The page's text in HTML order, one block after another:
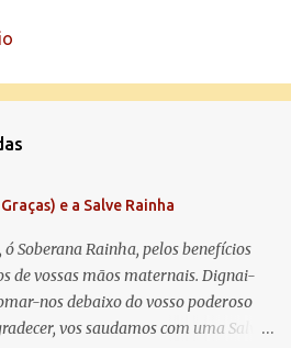
e a Salve Rainha
Soberana Rainha, pelos benefícios
de vossas mãos maternais. Dignai-
nos debaixo do vosso poderoso
vos saudamos com uma Salve